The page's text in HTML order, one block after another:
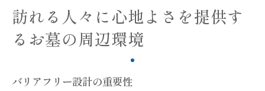
訪れる人々に心地よさを提供す
るお墓の周辺環境
バリアフリー設計の重要性